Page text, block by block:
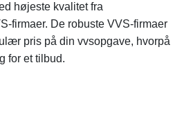
højeste kvalitet fra
firmaer. De robuste VVS-firmaer
pris på din vvsopgave, hvorpå
for et tilbud.